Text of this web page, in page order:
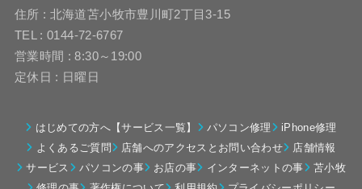
住所 : 北海道苫小牧市豊川町2丁目3-15
TEL : 0144-72-6767
営業時間 : 8:30～19:00
定休日 : 日曜日
はじめての方へ【サービス一覧】 パソコン修理
iPhone修理
よくあるご質問
店舗へのアクセスとお問い合わせ
店舗情報
サービス
パソコンの事 お店の事 インターネットの事
苫小牧